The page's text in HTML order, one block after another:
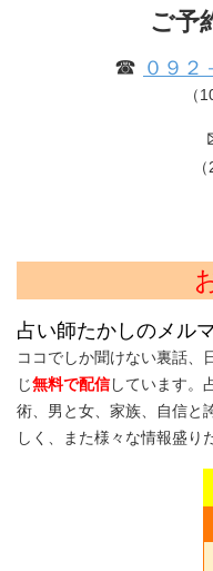
ご予
☎ ０９２
（
占い師たかしのメル
ココでしか聞けない裏話、
じ無料で配信しています。
術、男と女、家族、自信と
しく、また様々な情報盛り